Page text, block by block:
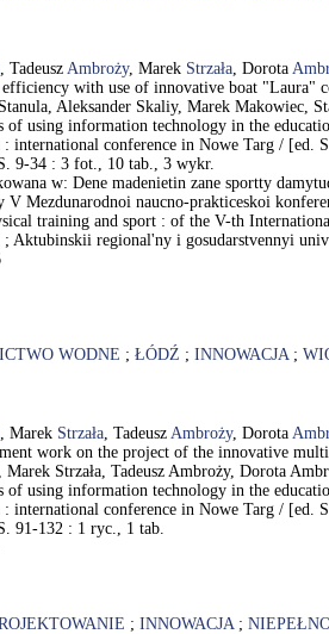
, Tadeusz Ambroży, Marek Strzała, Dorota
with use of innovative boat "Laura"
Aleksander Skaliy, Marek Makowiec,
of using information technology in the
: international conference in Nowe Targ /
9-34 : 3 fot., 10 tab., 3 wykr.
w: Dene madenietin zane sportty
V Mezdunarodnoi naucno-prakticeskoi
training and sport : of the V-th
; Aktubinskii regional'ny i gosudarstvennyi
WODNE ; ŁÓDŹ ; INNOWACJA;
, Marek Strzała, Tadeusz Ambroży, Dorota
work on the project of the innovative
Strzała, Tadeusz Ambroży, Dorota
of using information technology in the
: international conference in Nowe Targ /
91-132 : 1 ryc., 1 tab.
; INNOWACJA;